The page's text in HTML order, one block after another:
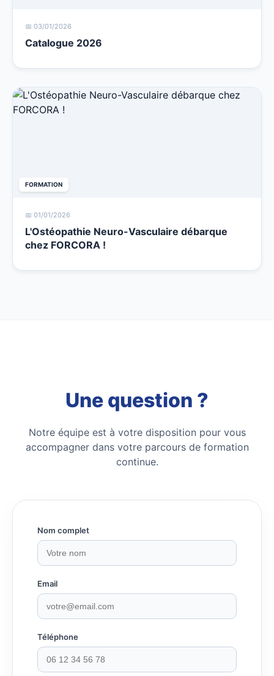
📅 03/01/2026
Catalogue 2026
FORMATION
📅 01/01/2026
L'Ostéopathie Neuro-Vasculaire débarque
chez FORCORA !
Une question ?
Notre équipe est à votre disposition pour vous
accompagner dans votre parcours de formation
continue.
Nom complet
Email
Téléphone